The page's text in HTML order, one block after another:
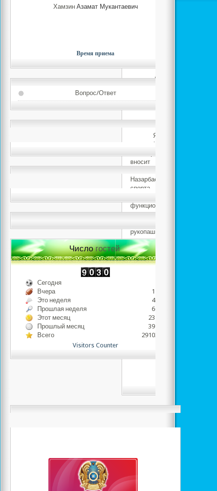
Ізгі ниетпен, зор
Уважаемые
Я имею честь
клубе «Жигер» акимата
вносит свой посильный
Назарбаева «Стратегия
спорта населения,
функционируют такие
спортивные виды как
рукопашный бой,
армрестлинг,
гиревой спорт, керлинг,
қазақша күрес. На нашем
волнующий Вас вопрос и
Наш клуб – это
успеха и безопасности.
можем сделать его
с вами. Мы приглашаем
бывать на нашем сайте!
Хамзин Азамат Мукантаевич
Время приема
Вопрос/Ответ
Числогостей
Сегодня
Вчера
1240
Это неделя
4244
Прошлая неделя
6678
Этот месяц
23162
Прошлый месяц
39579
Всего
2910380
Visitors Counter